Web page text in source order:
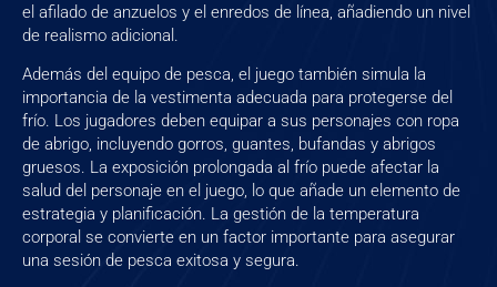
el afilado de anzuelos y el enredos de línea, añadiendo un nivel
de realismo adicional.
Además del equipo de pesca, el juego también simula la
importancia de la vestimenta adecuada para protegerse del
frío. Los jugadores deben equipar a sus personajes con ropa
de abrigo, incluyendo gorros, guantes, bufandas y abrigos
gruesos. La exposición prolongada al frío puede afectar la
salud del personaje en el juego, lo que añade un elemento de
estrategia y planificación. La gestión de la temperatura
corporal se convierte en un factor importante para asegurar
una sesión de pesca exitosa y segura.